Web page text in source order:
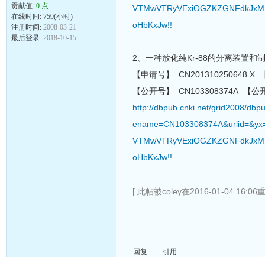
贡献值: 0 点
在线时间: 759(小时)
注册时间: 2008-03-21
最后登录: 2018-10-15
oHbKxJw!!
2、一种放化纯Kr-88的分离装置和
【申请号】 CN201310250648.X
【公开号】 CN103308374A 【公
http://dbpub.cnki.net/grid2008/
oHbKxJw!!
[ 此帖被coley在2016-01-04 16:06
回复 引用